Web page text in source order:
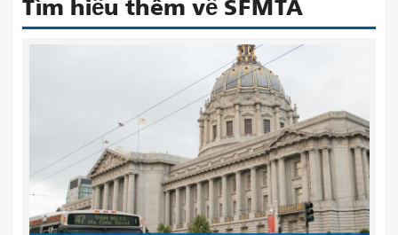
Tìm hiểu thêm về SFMTA